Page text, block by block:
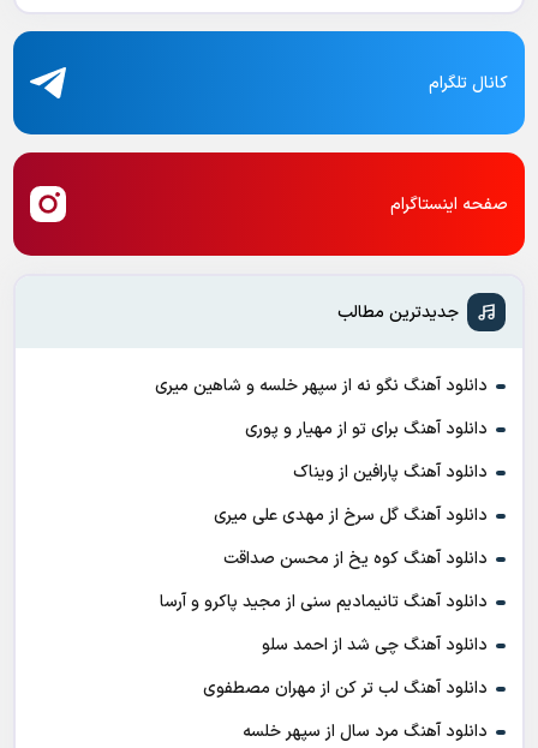
کانال تلگرام
صفحه اینستاگرام
جدیدترین مطالب
دانلود آهنگ نگو نه از سپهر خلسه و شاهین میری
دانلود آهنگ برای تو از مهیار و پوری
دانلود آهنگ پارافین از ویناک
دانلود آهنگ گل سرخ از مهدی علی میری
دانلود آهنگ کوه یخ از محسن صداقت
دانلود آهنگ تانیمادیم سنی از مجید پاکرو و آرسا
دانلود آهنگ چی شد از احمد سلو
دانلود آهنگ لب تر کن از مهران مصطفوی
دانلود آهنگ مرد سال از سپهر خلسه